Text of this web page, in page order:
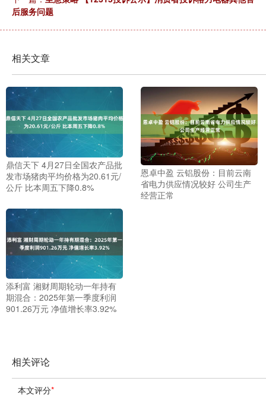
后服务问题
相关文章
鼎信天下 4月27日全国农产品批
发市场猪肉平均价格为20.61元/
公斤 比本周五下降0.8%
恩卓中盈 云铝股份：目前云南
省电力供应情况较好 公司生产
经营正常
添利富 湘财周期轮动一年持有
期混合：2025年第一季度利润
901.26万元 净值增长率3.92%
相关评论
本文评分*